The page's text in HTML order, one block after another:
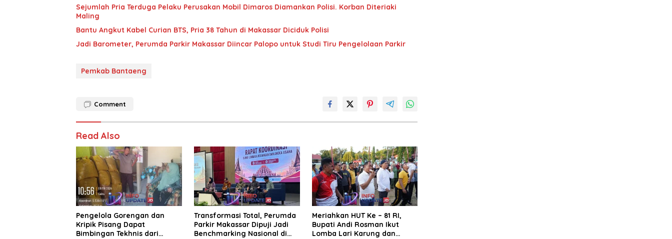
Sejumlah Pria Terduga Pelaku Perusakan Mobil Dimaros Diamankan Polisi. Korban Diteriaki
Maling
Bantu Angkut Kabel Curian BTS, Pria 38 Tahun di Makassar Diciduk Polisi
Jadi Barometer, Perumda Parkir Makassar Diincar Palopo untuk Studi Tiru Pengelolaan Parkir
Pemkab Bantaeng
Comment
Read Also
Pengelola Gorengan dan
Kripik Pisang Dapat
Bimbingan Tekhnis dari
Transformasi Total, Perumda
Parkir Makassar Dipuji Jadi
Benchmarking Nasional di
Meriahkan HUT Ke – 81 RI,
Bupati Andi Rosman Ikut
Lomba Lari Karung dan